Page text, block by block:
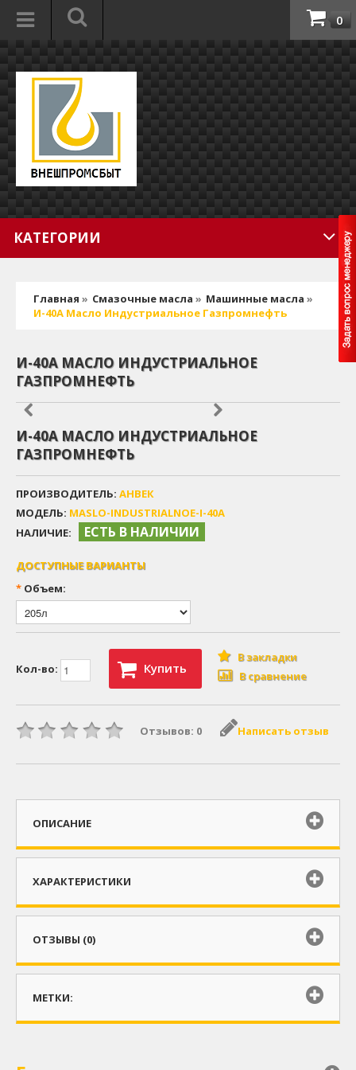
0
КАТЕГОРИИ
Главная » Смазочные масла » Машинные масла »
И-40А Масло Индустриальное Газпромнефть
И-40А МАСЛО ИНДУСТРИАЛЬНОЕ
ГАЗПРОМНЕФТЬ
И-40А МАСЛО ИНДУСТРИАЛЬНОЕ
ГАЗПРОМНЕФТЬ
ПРОИЗВОДИТЕЛЬ: АНВЕК
МОДЕЛЬ: MASLO-INDUSTRIALNOE-I-40A
НАЛИЧИЕ:
ЕСТЬ В НАЛИЧИИ
ДОСТУПНЫЕ ВАРИАНТЫ
* Объем:
Кол-во: Купить
В закладки
В сравнение
Отзывов: 0 Написать отзыв
ОПИСАНИЕ
ХАРАКТЕРИСТИКИ
ОТЗЫВЫ (0)
МЕТКИ: